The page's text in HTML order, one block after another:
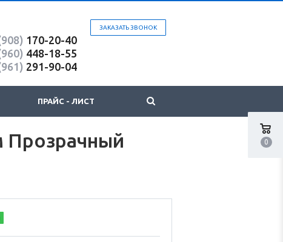
0
ЗАКАЗАТЬ ЗВОНОК
170-20-40
448-18-55
291-90-04
ПРАЙС - ЛИСТ
Прозрачный